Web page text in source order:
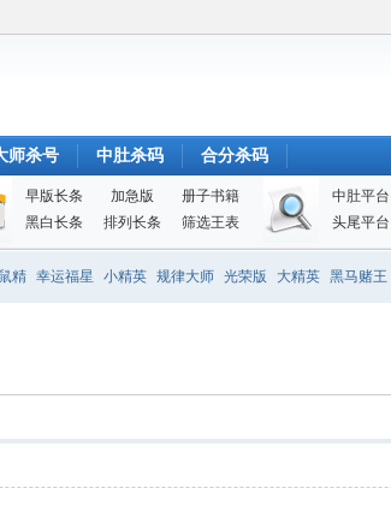
师杀号 中肚杀码 合分杀码
早版长条 加急版
册子书籍
黑白长条
排列长条 筛选王表
中肚平台
头尾平台
精 幸运福星 小精英 规律大师 光荣版 大精英 黑马赌王